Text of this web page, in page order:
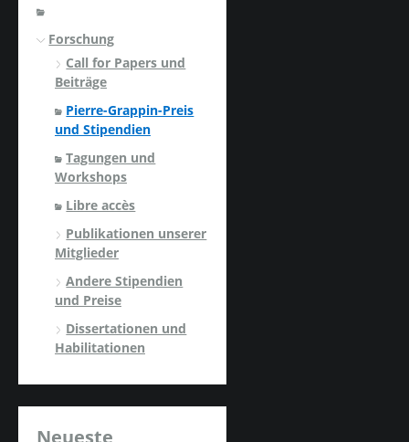
Forschung
Call for Papers und
Beiträge
Pierre-Grappin-Preis
und Stipendien
Tagungen und
Workshops
Libre accès
Publikationen unserer
Mitglieder
Andere Stipendien
und Preise
Dissertationen und
Habilitationen
Neueste